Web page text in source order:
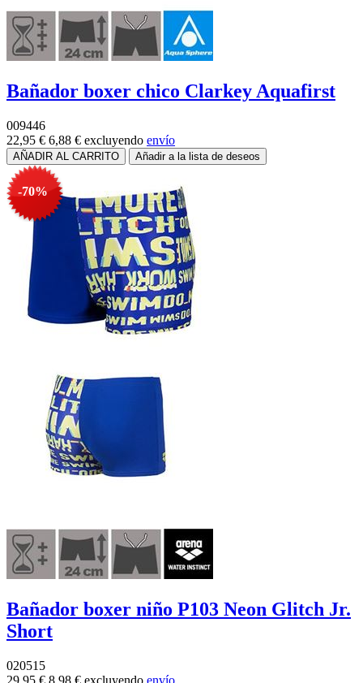
Bañador boxer chico Clarkey Aquafirst
009446
22,95 € 6,88 € excluyendo envío
-70%
Bañador boxer niño P103 Neon Glitch Jr.
Short
020515
29,95 € 8,98 € excluyendo envío